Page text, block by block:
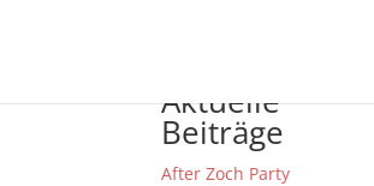
Aktuelle
Beiträge
After Zoch Party